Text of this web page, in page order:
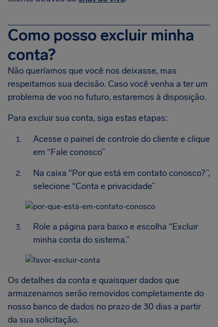
Como posso excluir minha
conta?
Não queríamos que você nos deixasse, mas
respeitamos sua decisão. Caso você venha a ter um
problema de voo no futuro, estaremos à disposição.
Para excluir sua conta, siga estas etapas:
Acesse o painel de controle do cliente e clique
em “Fale conosco”
Na caixa “Por que está em contato conosco?”,
selecione “Conta e privacidade”
Role a página para baixo e escolha “Excluir
minha conta do sistema.”
Os detalhes da conta e quaisquer dados que
armazenamos serão removidos completamente do
nosso banco de dados no prazo de 30 dias a partir
da sua solicitação.